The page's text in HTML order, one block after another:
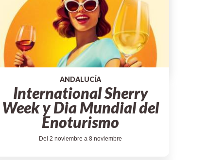
ANDALUCÍA
International Sherry
Week y Dia Mundial del
Enoturismo
Del 2 noviembre a 8 noviembre